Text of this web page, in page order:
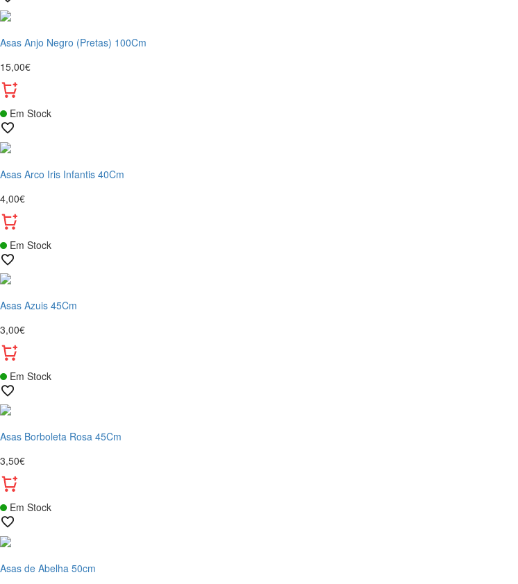
Asas Anjo Negro (Pretas) 100Cm
15,00€
Em Stock
Asas Arco Iris Infantis 40Cm
4,00€
Em Stock
Asas Azuis 45Cm
3,00€
Em Stock
Asas Borboleta Rosa 45Cm
3,50€
Em Stock
Asas de Abelha 50cm